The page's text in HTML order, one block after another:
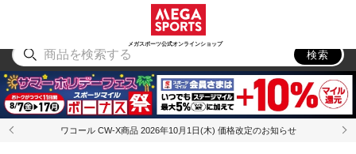
メガスポーツ公式オンラインショップ
アウトドア
検索
ワコール CW-X商品 2026年10月1日(木) 価格改定のお知らせ